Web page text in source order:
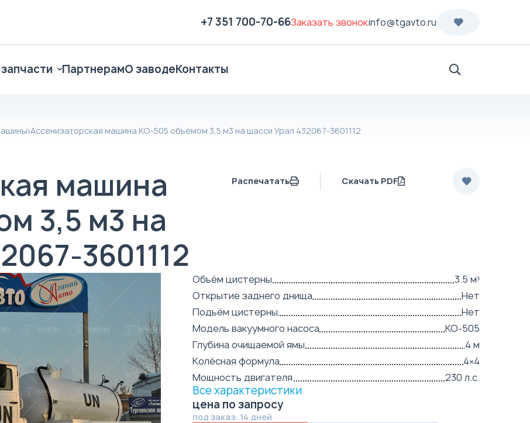
+7 351 700-70-66Заказать звонокinfo@tgavto.ru
ПартнерамО заводеКонтакты
Ассенизаторская машина КО-505 объемом 3,5 м3 на шасси Урал 432067-3601112
машина
3,5 м3 на
3601112
Распечатать Скачать PDF
Объём цистерны
3.5 м³
Открытие заднего днища
Нет
Подъём цистерны
Нет
Модель вакуумного насоса
КО-505
Глубина очищаемой ямы
4 м
Колёсная формула
4×4
Мощность двигателя
230 л.с.
Все характеристики
цена по запросу
под заказ: 14 дней